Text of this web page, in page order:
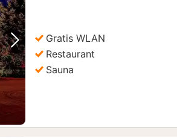
Nächstes Bild
Gratis WLAN
Restaurant
Sauna